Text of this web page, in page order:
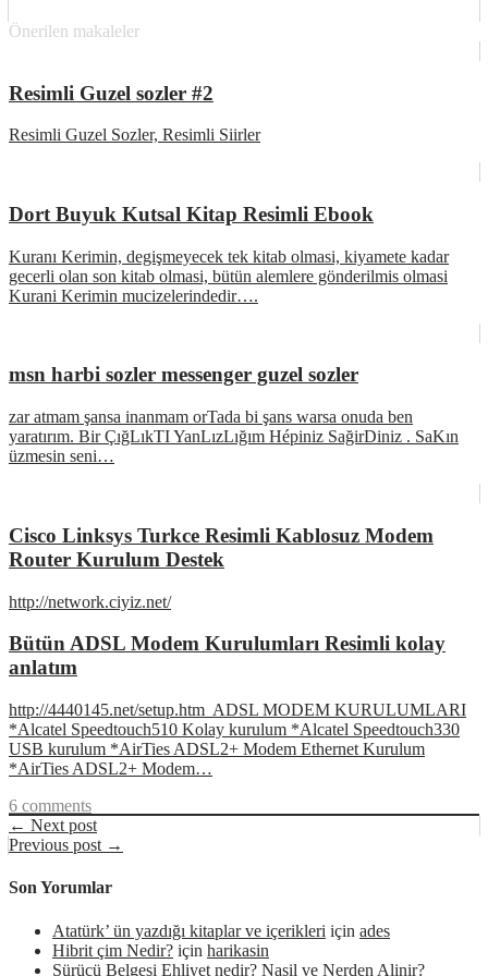
Önerilen makaleler
Resimli Guzel sozler #2
Resimli Guzel Sozler, Resimli Siirler
Dort Buyuk Kutsal Kitap Resimli Ebook
Kuranı Kerimin, degişmeyecek tek kitab olmasi, kiyamete kadar
gecerli olan son kitab olmasi, bütün alemlere gönderilmis olmasi
Kurani Kerimin mucizelerindedir….
msn harbi sozler messenger guzel sozler
zar atmam şansa inanmam orTada bi şans warsa onuda ben
yaratırım. Bir ÇığLıkTI YanLızLığım Hépiniz SağirDiniz . SaKın
üzmesin seni…
Cisco Linksys Turkce Resimli Kablosuz Modem
Router Kurulum Destek
http://network.ciyiz.net/
Bütün ADSL Modem Kurulumları Resimli kolay
anlatım
http://4440145.net/setup.htm ADSL MODEM KURULUMLARI
*Alcatel Speedtouch510 Kolay kurulum *Alcatel Speedtouch330
USB kurulum *AirTies ADSL2+ Modem Ethernet Kurulum
*AirTies ADSL2+ Modem…
6 comments
← Next post
Previous post →
Son Yorumlar
Atatürk’ ün yazdığı kitaplar ve içerikleri için ades
Hibrit çim Nedir? için harikasin
Sürücü Belgesi Ehliyet nedir? Nasil ve Nerden Alinir?